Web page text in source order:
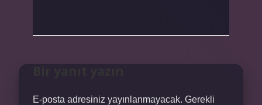
E-posta adresiniz yayınlanmayacak. Gerekli